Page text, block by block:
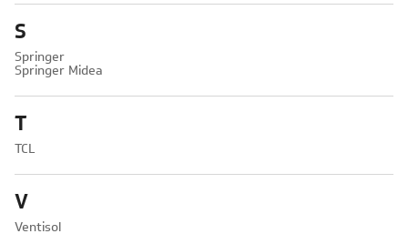
S
Springer
Springer Midea
T
TCL
V
Ventisol